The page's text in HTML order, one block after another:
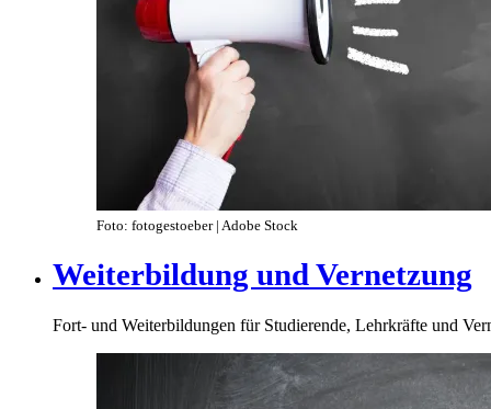
Foto: fotogestoeber | Adobe Stock
Weiterbildung und Vernetzung
Fort- und Weiterbildungen für Studierende, Lehrkräfte und